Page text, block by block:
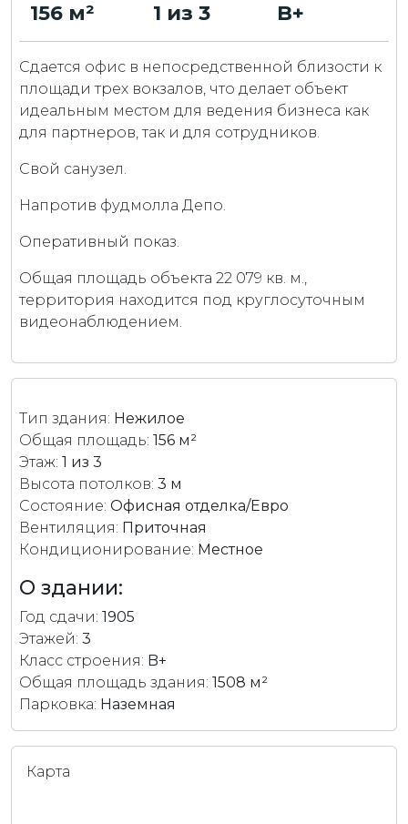
156 м² 1 из 3 B+
Сдается офис в непосредственной близости к
площади трех вокзалов, что делает объект
идеальным местом для ведения бизнеса как
для партнеров, так и для сотрудников.
Свой санузел.
Напротив фудмолла Депо.
Оперативный показ.
Общая площадь объекта 22 079 кв. м.,
территория находится под круглосуточным
видеонаблюдением.
Тип здания: Нежилое
Общая площадь: 156 м²
Этаж: 1 из 3
Высота потолков: 3 м
Состояние: Офисная отделка/Евро
Вентиляция: Приточная
Кондиционирование: Местное
О здании:
Год сдачи: 1905
Этажей: 3
Класс строения: B+
Общая площадь здания: 1508 м²
Парковка: Наземная
Карта